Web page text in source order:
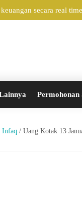
secara real
Permohonan
Infaq / Uang Kotak 13